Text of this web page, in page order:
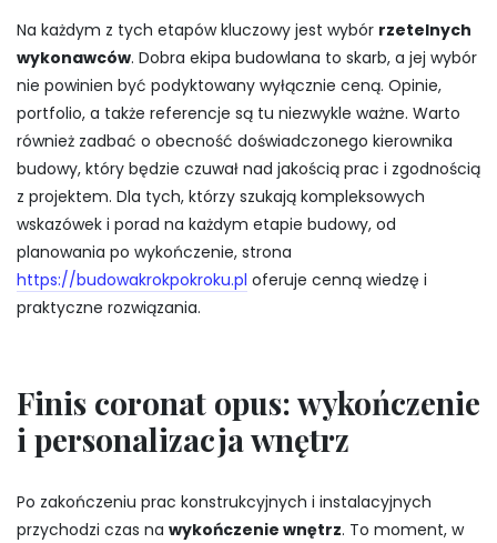
Na każdym z tych etapów kluczowy jest wybór rzetelnych
wykonawców. Dobra ekipa budowlana to skarb, a jej wybór
nie powinien być podyktowany wyłącznie ceną. Opinie,
portfolio, a także referencje są tu niezwykle ważne. Warto
również zadbać o obecność doświadczonego kierownika
budowy, który będzie czuwał nad jakością prac i zgodnością
z projektem. Dla tych, którzy szukają kompleksowych
wskazówek i porad na każdym etapie budowy, od
planowania po wykończenie, strona
https://budowakrokpokroku.pl oferuje cenną wiedzę i
praktyczne rozwiązania.
Finis coronat opus: wykończenie
i personalizacja wnętrz
Po zakończeniu prac konstrukcyjnych i instalacyjnych
przychodzi czas na wykończenie wnętrz. To moment, w